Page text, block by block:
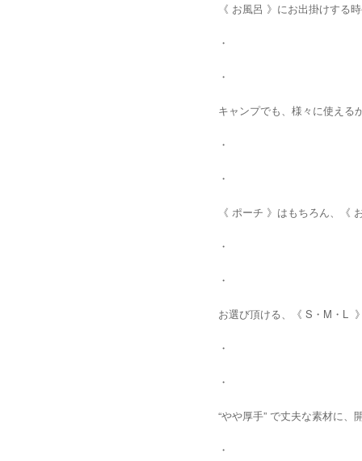
《 お風呂 》にお出掛けする
・
・
キャンプでも、様々に使える
・
・
《 ポーチ 》はもちろん、《
・
・
お選び頂ける、《 S・M・L
・
・
“やや厚手” で丈夫な素材に
・